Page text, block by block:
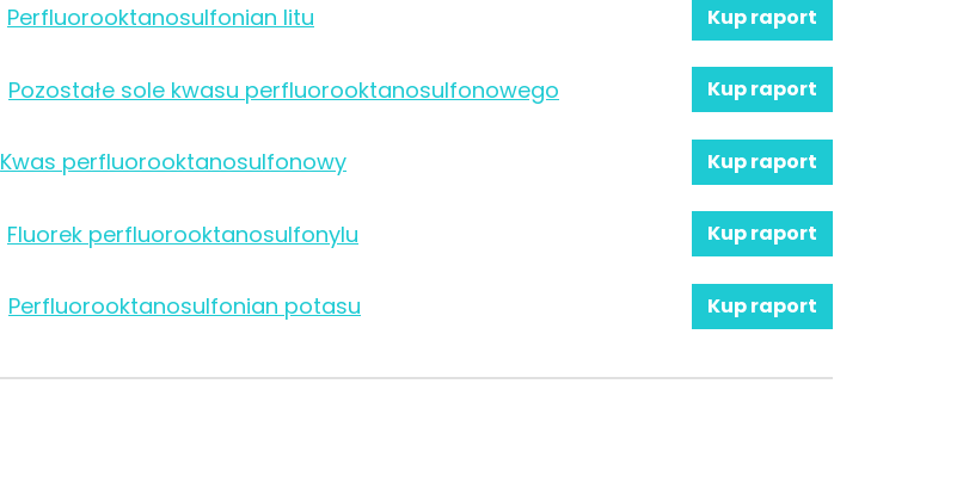
Perfluorooktanosulfonian litu Kup raport
Pozostałe sole kwasu perfluorooktanosulfonowego Kup raport
Kwas perfluorooktanosulfonowy Kup raport
Fluorek perfluorooktanosulfonylu Kup raport
Perfluorooktanosulfonian potasu Kup raport